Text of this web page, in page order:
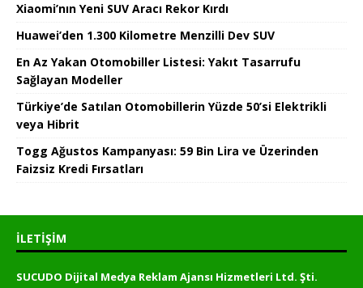
Xiaomi’nın Yeni SUV Aracı Rekor Kırdı
Huawei’den 1.300 Kilometre Menzilli Dev SUV
En Az Yakan Otomobiller Listesi: Yakıt Tasarrufu
Sağlayan Modeller
Türkiye’de Satılan Otomobillerin Yüzde 50’si Elektrikli
veya Hibrit
Togg Ağustos Kampanyası: 59 Bin Lira ve Üzerinden
Faizsiz Kredi Fırsatları
İLETIŞIM
SUCUDO Dijital Medya Reklam Ajansı Hizmetleri Ltd. Şti.